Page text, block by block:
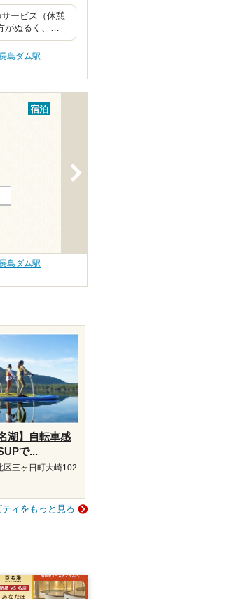
ービス（休憩
がぬるく、…
島ダム駅
宿泊
島ダム駅
湖】自転車感
で...
区三ヶ日町大崎102
ィをもっと見る